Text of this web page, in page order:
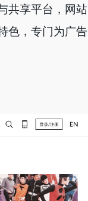
共享平台，网站
色，专门为广告